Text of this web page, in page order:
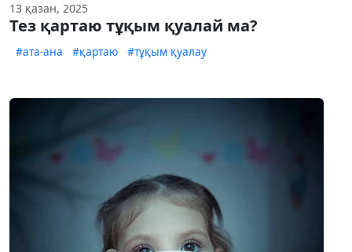
13 қазан, 2025
Тез қартаю тұқым қуалай ма?
#ата-ана #қартаю #тұқым қуалау